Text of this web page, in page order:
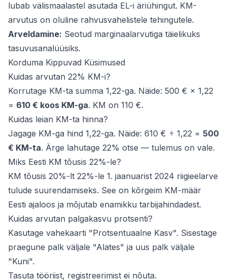
lubab välismaalastel asutada EL-i äriühingut. KM-
arvutus on oluline rahvusvahelistele tehingutele.
Arveldamine: Seotud marginaalarvutiga täielikuks
tasuvusanalüüsiks.
Korduma Kippuvad Küsimused
Kuidas arvutan 22% KM-i?
Korrutage KM-ta summa 1,22-ga. Näide: 500 € × 1,22
= 610 € koos KM-ga. KM on 110 €.
Kuidas leian KM-ta hinna?
Jagage KM-ga hind 1,22-ga. Näide: 610 € ÷ 1,22 = 500
€ KM-ta. Ärge lahutage 22% otse — tulemus on vale.
Miks Eesti KM tõusis 22%-le?
KM tõusis 20%-lt 22%-le 1. jaanuarist 2024 riigieelarve
tulude suurendamiseks. See on kõrgeim KM-määr
Eesti ajaloos ja mõjutab enamikku tarbijahindadest.
Kuidas arvutan palgakasvu protsenti?
Kasutage vahekaarti "Protsentuaalne Kasv". Sisestage
praegune palk väljale "Alates" ja uus palk väljale
"Kuni".
Tasuta tööriist, registreerimist ei nõuta.